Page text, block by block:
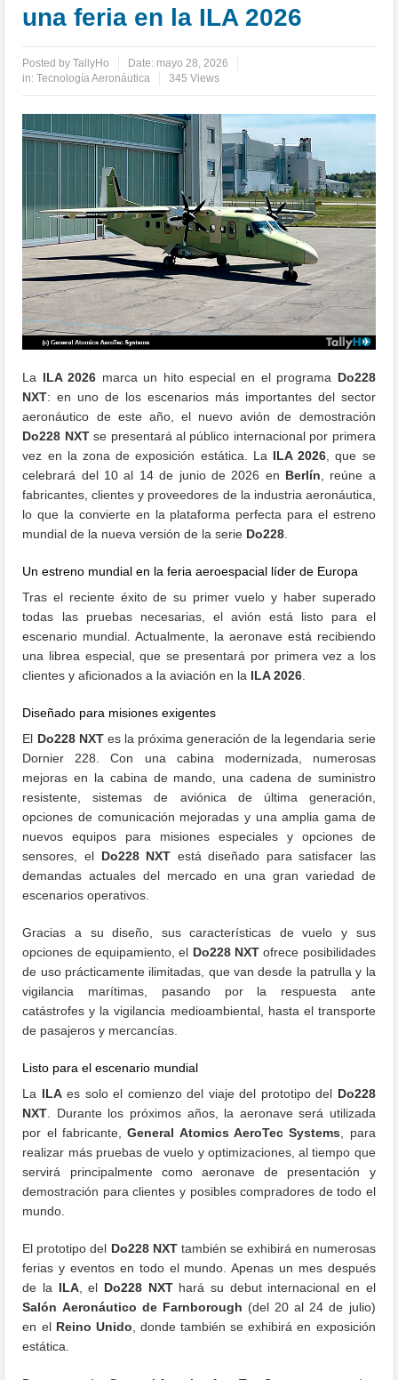
una feria en la ILA 2026
Posted byTallyHo Date: mayo 28, 2026
in:Tecnología Aeronáutica 345 Views
La ILA 2026 marca un hito especial en el programa Do228
NXT: en uno de los escenarios más importantes del sector
aeronáutico de este año, el nuevo avión de demostración
Do228 NXTse presentará al público internacional por primera
vez en la zona de exposición estática. La ILA 2026 , que se
celebrará del 10 al 14 de junio de 2026 en Berlín , reúne a
fabricantes, clientes y proveedores de la industria aeronáutica,
lo que la convierte en la plataforma perfecta para el estreno
mundial de la nueva versión de la serie Do228
Un estreno mundial en la feria aeroespacial líder de Europa
Tras el reciente éxito de su primer vuelo y haber superado
todas las pruebas necesarias, el avión está listo para el
escenario mundial. Actualmente, la aeronave está recibiendo
una librea especial, que se presentará por primera vez a los
clientes y aficionados a la aviación en la ILA 2026
Diseñado para misiones exigentes
El Do228 NXTes la próxima generación de la legendaria serie
Dornier 228. Con una cabina modernizada, numerosas
mejoras en la cabina de mando, una cadena de suministro
resistente, sistemas de aviónica de última generación,
opciones de comunicación mejoradas y una amplia gama de
nuevos equipos para misiones especiales y opciones de
sensores, el Do228 NXT está diseñado para satisfacer las
demandas actuales del mercado en una gran variedad de
escenarios operativos.
Gracias a su diseño, sus características de vuelo y sus
opciones de equipamiento, el Do228 NXTofrece posibilidades
de uso prácticamente ilimitadas, que van desde la patrulla y la
vigilancia marítimas, pasando por la respuesta ante
catástrofes y la vigilancia medioambiental, hasta el transporte
de pasajeros y mercancías.
Listo para el escenario mundial
La ILAes solo el comienzo del viaje del prototipo del Do228
NXT . Durante los próximos años, la aeronave será utilizada
por el fabricante,General Atomics AeroTec Systems , para
realizar más pruebas de vuelo y optimizaciones, al tiempo que
servirá principalmente como aeronave de presentación y
demostración para clientes y posibles compradores de todo el
mundo.
El prototipo del Do228 NXTtambién se exhibirá en numerosas
ferias y eventos en todo el mundo. Apenas un mes después
de la ILA, el Do228 NXThará su debut internacional en el
Salón Aeronáutico de Farnborough (del 20 al 24 de julio)
en el Reino Unido , donde también se exhibirá en exposición
estática.